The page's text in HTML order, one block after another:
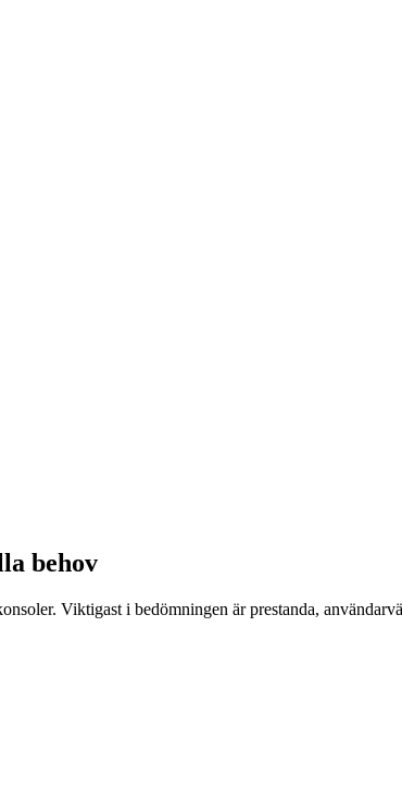
behov
Viktigast i bedömningen är prestanda,